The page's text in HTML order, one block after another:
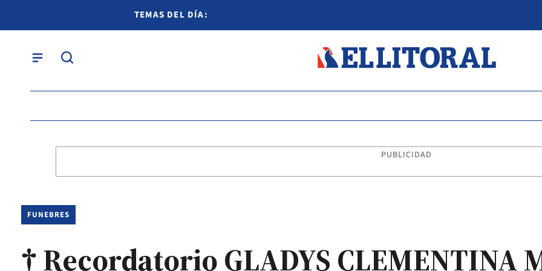
TEMAS DEL DÍA:
PUBLICIDAD
FUNEBRES
† Recordatorio GLADYS CLEMENTINA